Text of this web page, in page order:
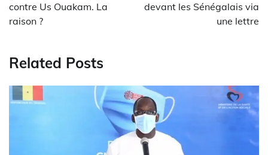
l’article
contre Us Ouakam. La
raison ?
devant les Sénégalais via
une lettre
Related Posts